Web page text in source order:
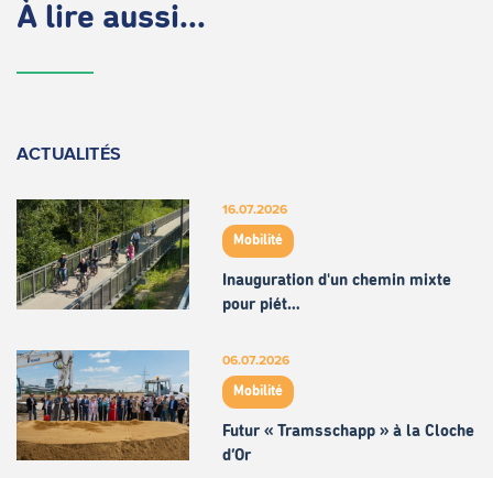
À lire aussi...
ACTUALITÉS
16.07.2026
Mobilité
Inauguration d'un chemin mixte
pour piét…
06.07.2026
Mobilité
Futur « Tramsschapp » à la Cloche
d’Or